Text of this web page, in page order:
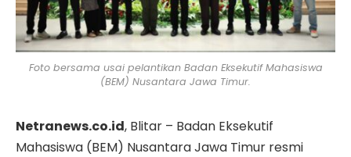
Foto bersama usai pelantikan Badan Eksekutif Mahasiswa
(BEM) Nusantara Jawa Timur.
Netranews.co.id, Blitar – Badan Eksekutif
Mahasiswa (BEM) Nusantara Jawa Timur resmi